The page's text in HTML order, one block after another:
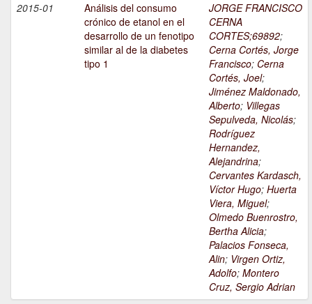
2015-01
Análisis del consumo
crónico de etanol en el
desarrollo de un fenotipo
similar al de la diabetes
tipo 1
JORGE FRANCISCO
CERNA
CORTES;69892;
Cerna Cortés, Jorge
Francisco; Cerna
Cortés, Joel;
Jiménez Maldonado,
Alberto; Villegas
Sepulveda, Nicolás;
Rodríguez
Hernandez,
Alejandrina;
Cervantes Kardasch,
Víctor Hugo; Huerta
Viera, Miguel;
Olmedo Buenrostro,
Bertha Alicia;
Palacios Fonseca,
Alin; Virgen Ortiz,
Adolfo; Montero
Cruz, Sergio Adrian